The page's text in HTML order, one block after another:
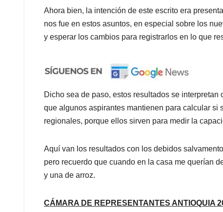
Ahora bien, la intención de este escrito era
nos fue en estos asuntos, en especial sobre los
y esperar los cambios para registrarlos en lo que
Dicho sea de paso, estos resultados se
que algunos aspirantes mantienen para calcular
regionales, porque ellos sirven para medir la
Aquí van los resultados con los debidos
pero recuerdo que cuando en la casa me querían
y una de arroz.
CÁMARA DE REPRESENTANTES ANTIOQUIA